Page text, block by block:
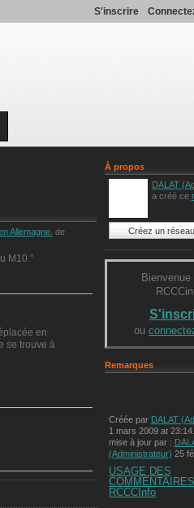
S'inscrire
Allemagne. de
M10."
en
se trouve à
À propos
DALAT
a créé ce
Créez un
Bienvenue
ou
Remarques
Créée par DALAT
1 mars 2009 at
mise à jour par :
(Administrateur) 25
USAGE DES
RCCCInfo